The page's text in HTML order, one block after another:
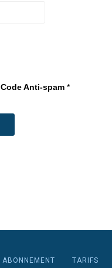
Code Anti-spam *
ABONNEMENT TARIFS